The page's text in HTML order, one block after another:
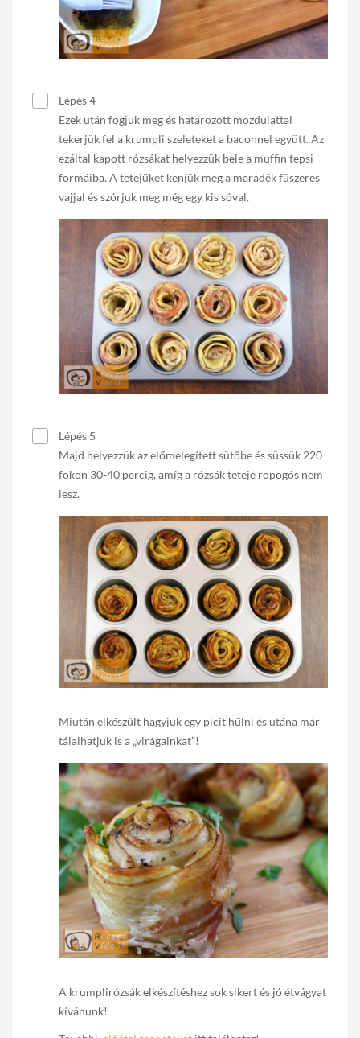
Lépés 4
Ezek után fogjuk meg és határozott mozdulattal
tekerjük fel a krumpli szeleteket a baconnel együtt. Az
ezáltal kapott rózsákat helyezzük bele a muffin tepsi
formáiba. A tetejüket kenjük meg a maradék fűszeres
vajjal és szórjuk meg még egy kis sóval.
Lépés 5
Majd helyezzük az előmelegített sütőbe és süssük 220
fokon 30-40 percig, amíg a rózsák teteje ropogós nem
lesz.
Miután elkészült hagyjuk egy picit hűlni és utána már
tálalhatjuk is a „virágainkat”!
A krumplirózsák elkészítéshez sok sikert és jó étvágyat
kívánunk!